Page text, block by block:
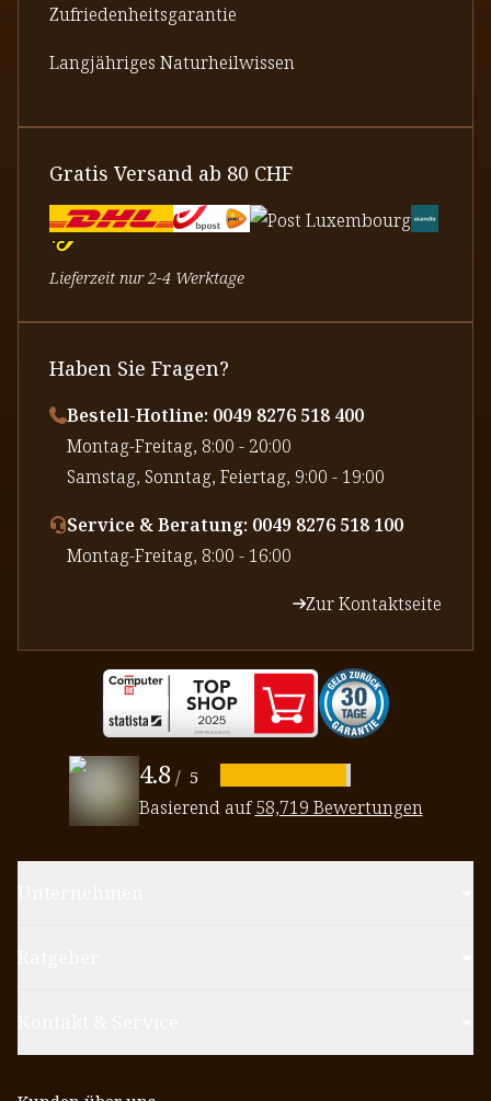
Zufriedenheitsgarantie
Langjähriges Naturheilwissen
Gratis Versand ab 80 CHF
Lieferzeit nur 2-4 Werktage
Haben Sie Fragen?
Bestell-Hotline: 0049 8276 518 400
⁠Montag-Freitag, 8:00 - 20:00
⁠Samstag, Sonntag, Feiertag, 9:00 - 19:00
Service & Beratung: 0049 8276 518 100
⁠Montag-Freitag, 8:00 - 16:00
Zur Kontaktseite
4.8 / 5
Basierend auf58,719 Bewertungen